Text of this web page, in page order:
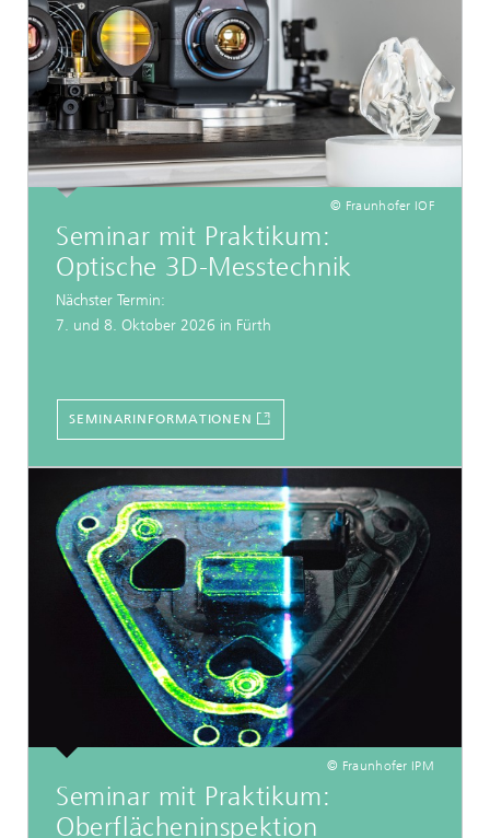
© Fraunhofer IOF
Seminar mit Praktikum:
Optische 3D-Messtechnik
Nächster Termin:
7. und 8. Oktober 2026 in Fürth
SEMINARINFORMATIONEN
© Fraunhofer IPM
Seminar mit Praktikum:
Oberflächeninspektion